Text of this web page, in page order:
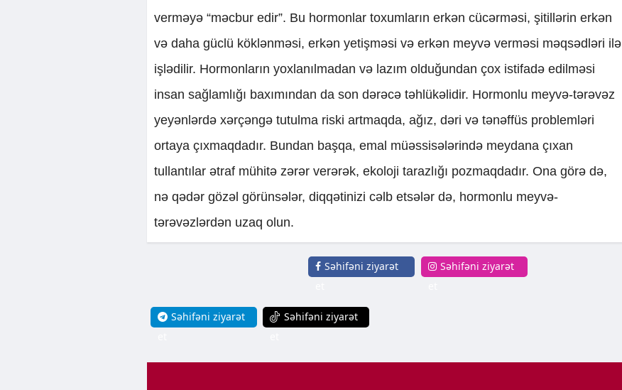
verməyə “məcbur edir”. Bu hormonlar toxumların erkən cücərməsi, şitillərin erkən
və daha güclü köklənməsi, erkən yetişməsi və erkən meyvə verməsi məqsədləri ilə
işlədilir. Hormonların yoxlanılmadan və lazım olduğundan çox istifadə edilməsi
insan sağlamlığı baxımından da son dərəcə təhlükəlidir. Hormonlu meyvə-tərəvəz
yeyənlərdə xərçəngə tutulma riski artmaqda, ağız, dəri və tənəffüs problemləri
ortaya çıxmaqdadır. Bundan başqa, emal müəssisələrində meydana çıxan
tullantılar ətraf mühitə zərər verərək, ekoloji tarazlığı pozmaqdadır. Ona görə də,
nə qədər gözəl görünsələr, diqqətinizi cəlb etsələr də, hormonlu meyvə-
tərəvəzlərdən uzaq olun.
Səhifəni ziyarət
Səhifəni ziyarət
Səhifəni ziyarət
Səhifəni ziyarət